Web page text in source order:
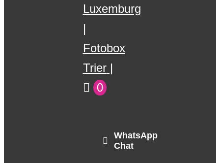
Luxemburg
Fotobox
Trier
0
WhatsApp
Chat